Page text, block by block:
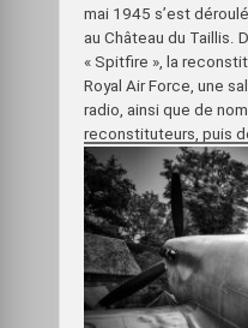
mai 1945 s’est
au Château du Taillis.
« Spitfire », la
Royal Air Force, une
radio, ainsi que de
reconstituteurs, puis